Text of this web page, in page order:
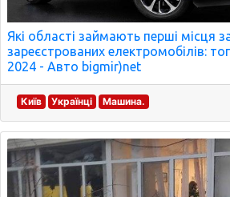
Які області займають перші місця
зареєстрованих електромобілів:
2024 - Авто bigmir)net
Київ Українці Машина.